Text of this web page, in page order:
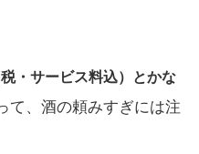
・サービス料込）とかな
て、酒の頼みすぎには注